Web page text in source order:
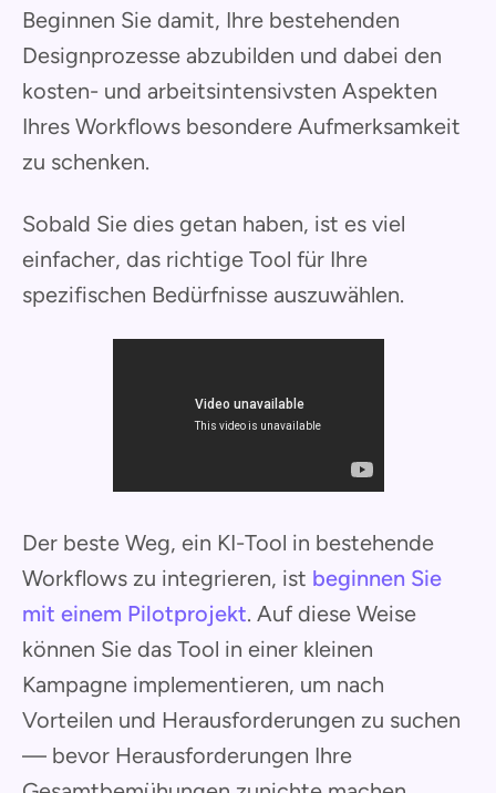
Beginnen Sie damit, Ihre bestehenden
Designprozesse abzubilden und dabei den
kosten- und arbeitsintensivsten Aspekten
Ihres Workflows besondere Aufmerksamkeit
zu schenken.
Sobald Sie dies getan haben, ist es viel
einfacher, das richtige Tool für Ihre
spezifischen Bedürfnisse auszuwählen.
Der beste Weg, ein KI-Tool in bestehende
Workflows zu integrieren, ist beginnen Sie
mit einem Pilotprojekt. Auf diese Weise
können Sie das Tool in einer kleinen
Kampagne implementieren, um nach
Vorteilen und Herausforderungen zu suchen
— bevor Herausforderungen Ihre